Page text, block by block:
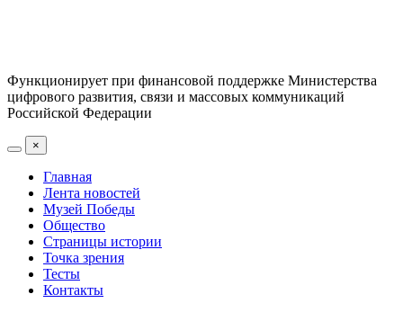
Функционирует при финансовой поддержке Министерства
цифрового развития, связи и массовых коммуникаций
Российской Федерации
×
Главная
Лента новостей
Музей Победы
Общество
Страницы истории
Точка зрения
Тесты
Контакты